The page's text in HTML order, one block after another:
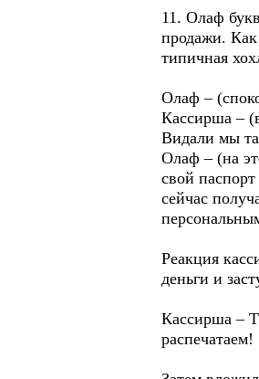
11. Олаф
продажи. Как
типичная
Олаф –
Кассирша –
Видали мы
Олаф – (на
свой
сейчас
Реакция
деньги и
Кассирша –
распечатаем!